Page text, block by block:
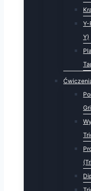
Y-
Y)